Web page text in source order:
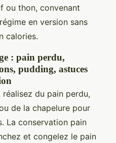
ou thon, convenant
en version sans
calories.
: pain perdu,
pudding, astuces
du pain perdu,
de la chapelure pour
La conservation pain
et congelez le pain